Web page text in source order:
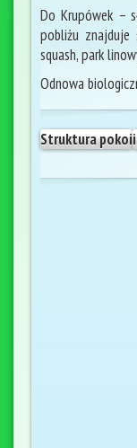
Do Krupówek –
pobliżu
squash, park
Odnowa
Struktura pokoi